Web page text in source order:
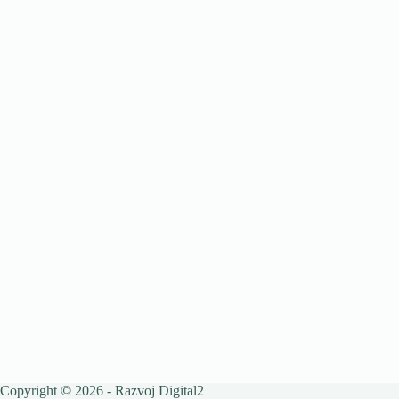
Copyright © 2026 - Razvoj Digital2